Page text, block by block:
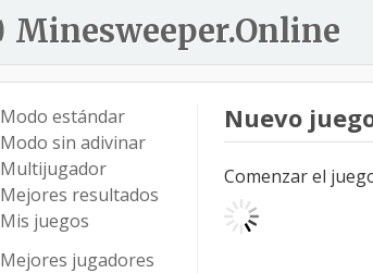
Minesweeper.Online
Modo estándar
Modo sin adivinar
Multijugador
Mejores resultados
Mis juegos
Mejores jugadores
Nuevo
Comenzar el